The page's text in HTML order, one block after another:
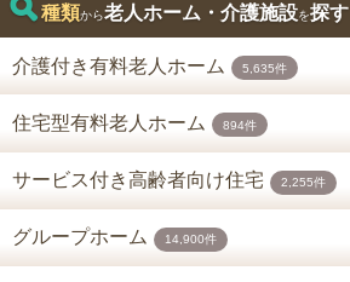
種類から老人ホーム・介護施設を探す
介護付き有料老人ホーム 5,635件
住宅型有料老人ホーム 894件
サービス付き高齢者向け住宅 2,255件
グループホーム 14,900件